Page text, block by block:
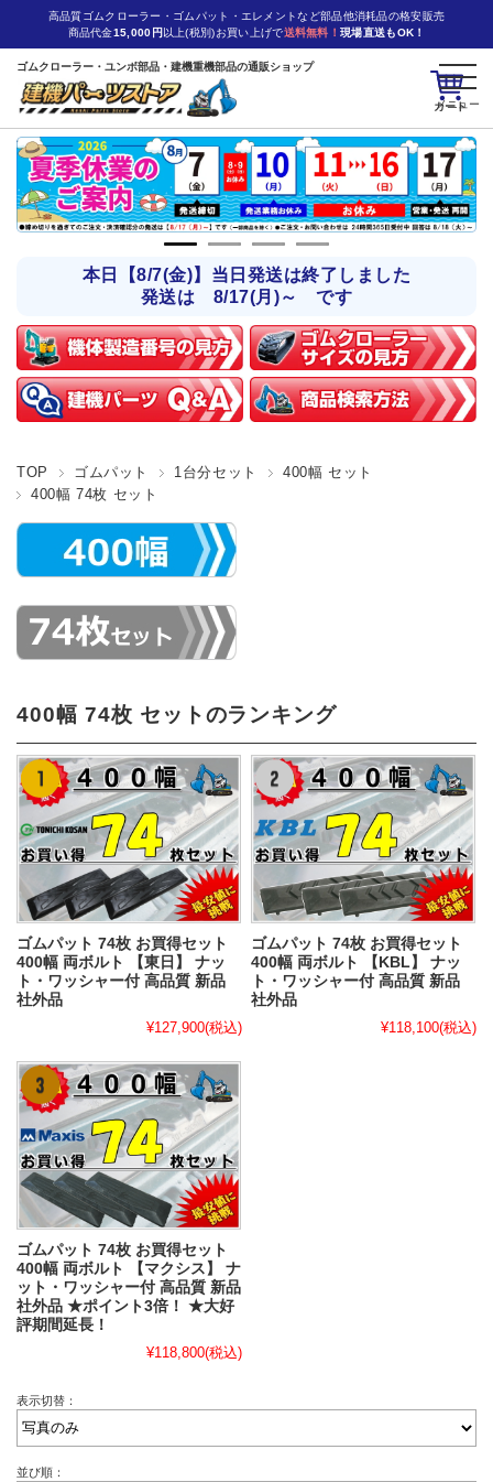
カート
高品質ゴムクローラー・ゴムパット・エレメントなど部品他消耗品の格安販売
商品代金15,000円 以上(税別)お買い上げで送料無料！ 現場直送もOK！
ゴムクローラー・ユンボ部品・建機重機部品の通販ショップ
本日【8/7(金)】当日発送は終了しました
発送は 8/17(月)～ です
TOP ゴムパット 1台分セット
400幅 セット
400幅 74枚 セット
400幅 74枚 セットのランキング
ゴムパット 74枚 お買得セット
400幅 両ボルト 【東日】 ナッ
ト・ワッシャー付 高品質 新品
社外品
¥127,900(税込)
ゴムパット 74枚 お買得セット
400幅 両ボルト 【KBL】 ナッ
ト・ワッシャー付 高品質 新品
社外品
¥118,100(税込)
ゴムパット 74枚 お買得セット
400幅 両ボルト 【マクシス】 ナ
ット・ワッシャー付 高品質 新品
社外品 ★ポイント3倍！ ★大好
評期間延長！
¥118,800(税込)
表示切替：
並び順：